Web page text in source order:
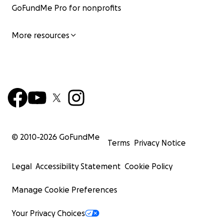
haben wir ein weiteres Haus restauriert und vier
Schulräume gebaut.
GoFundMe Pro for nonprofits
More resources
© 2010-2026 GoFundMe
Terms Privacy Notice
Legal Accessibility Statement Cookie Policy
Manage Cookie Preferences
Your Privacy Choices